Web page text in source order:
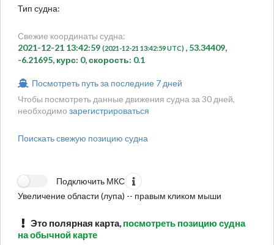
Тип судна:
Свежие координаты судна:
2021-12-21 13:42:59 (2021-12-21 13:42:59 UTC) , 53.34409,
-6.21695, курс: 0, скорость: 0.1
Посмотреть путь за последние 7 дней
Чтобы посмотреть данные движения судна за 30 дней,
необходимо зарегистрироваться
Поискать свежую позицию судна
Подключить МКС
Увеличение области (лупа) -- правым кликом мыши
Это полярная карта, посмотреть позицию судна
на обычной карте